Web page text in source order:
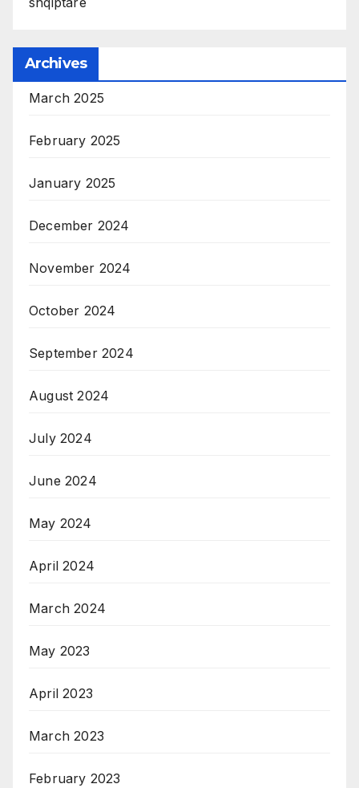
Archives
March 2025
February 2025
January 2025
December 2024
November 2024
October 2024
September 2024
August 2024
July 2024
June 2024
May 2024
April 2024
March 2024
May 2023
April 2023
March 2023
February 2023